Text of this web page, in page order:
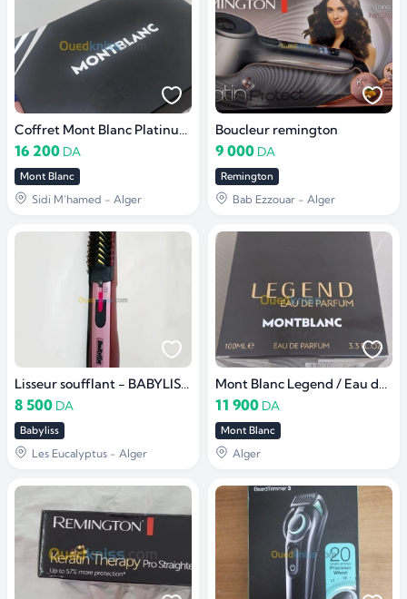
Coffret Mont Blanc Platinum 3 pièces
16 200 DA
Mont Blanc
Sidi M'hamed - Alger
Boucleur remington
9 000 DA
Remington
Bab Ezzouar - Alger
Lisseur soufflant - BABYLISS Puissance 700 watts
8 500 DA
Babyliss
Les Eucalyptus - Alger
Mont Blanc Legend / Eau de parfum 100 ml
11 900 DA
Mont Blanc
Alger